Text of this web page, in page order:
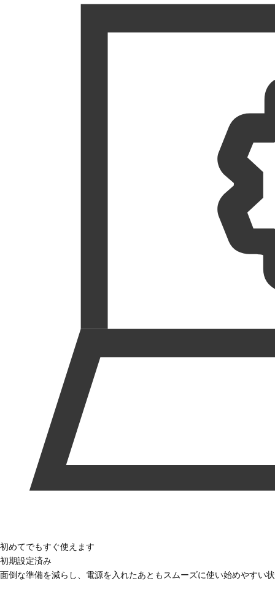
初めてでもすぐ使えます
初期設定済み
面倒な準備を減らし、電源を入れたあともスムーズに使い始めやすい